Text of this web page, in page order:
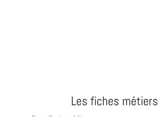
Les fiches métiers